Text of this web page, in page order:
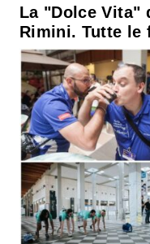
La "Dolce Vita"
Rimini. Tutte le